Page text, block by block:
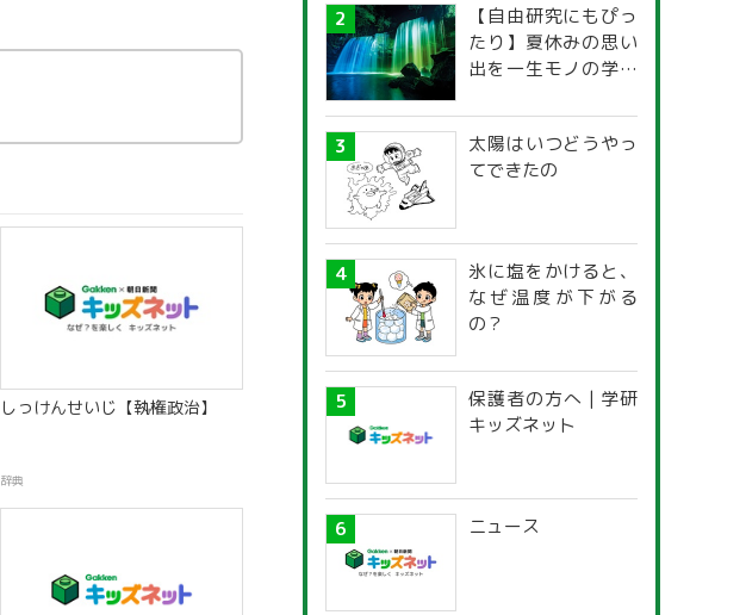
しっけんせいじ【執権政治】
辞典
【自由研究にもぴっ
たり】夏休みの思い
出を一生モノの学び
探究ガイド
太陽はいつどうやっ
てできたの
氷に塩をかけると、
なぜ温度が下がる
の？
保護者の方へ | 学研
キッズネット
ニュース